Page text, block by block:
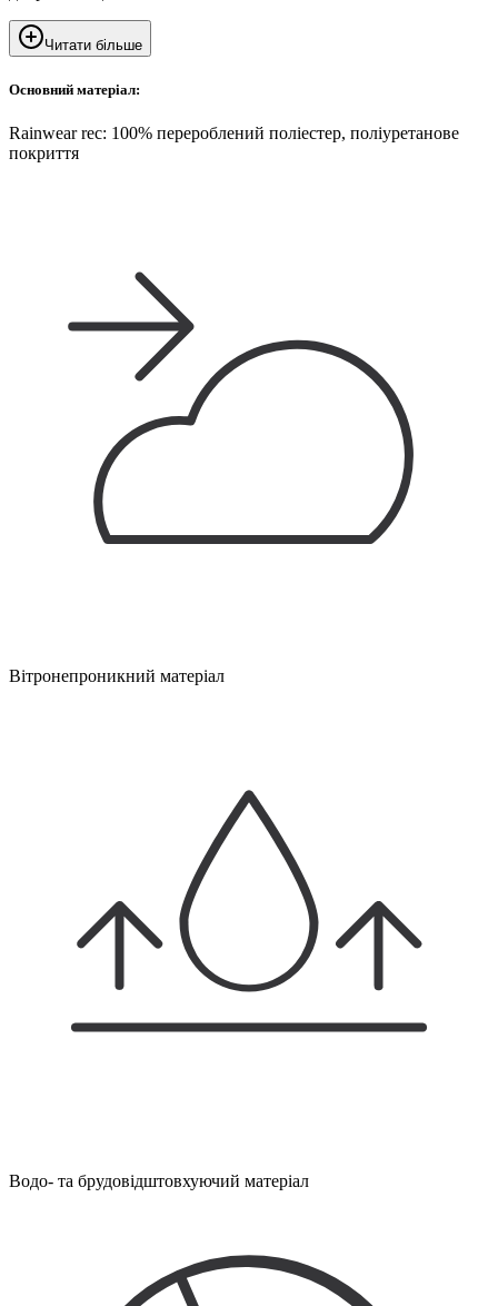
Читати більше
Основний матеріал:
Rainwear rec: 100% перероблений поліестер, поліуретанове
покриття
Вітронепроникний матеріал
Водо- та брудовідштовхуючий матеріал